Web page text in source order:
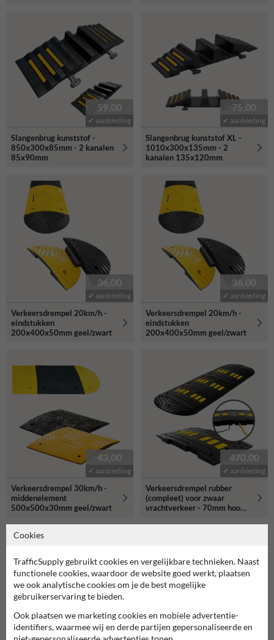
59,00
✔ aanbieding
Slangenbrug kunststof -
850x300x85mm - 2 kanalen
85x90mm
75,00
✔ aanbieding
Slangenbrug kunststof XL -
1010x300x135mm - 2
kanalen 135x120mm
36,00
✔ aanbieding
Verkeersdrempel 20km/h -
eindstukken
200x400x50mm geel/zwart
36,00
✔ aanbieding
Verkeersdrempel 20km/h -
eindstukken
200x400x50mm geel/zwart
43,00
✔ aanbieding
Verkeersdrempel 30km/h -
middenelement
500x500x30mm geel/zwart
470,00
✔ aanbieding
Verkeersdrempel rubber
(compleet) voor zwaar
vrachtverkeer - 70mm hoog
Cookies
TrafficSupply gebruikt cookies en vergelijkbare technieken. Naast
functionele cookies, waardoor de website goed werkt, plaatsen
we ook analytische cookies om je de best mogelijke
gebruikerservaring te bieden.
Ook plaatsen we marketing cookies en mobiele advertentie-
identifiers, waarmee wij en derde partijen gepersonaliseerde en